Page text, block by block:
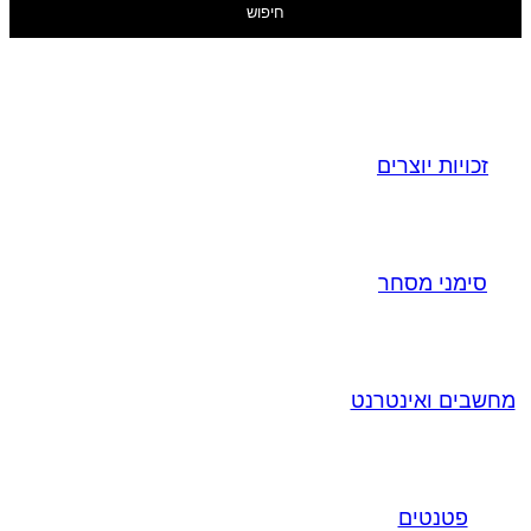
חיפוש
זכויות יוצרים
סימני מסחר
מחשבים ואינטרנט
פטנטים